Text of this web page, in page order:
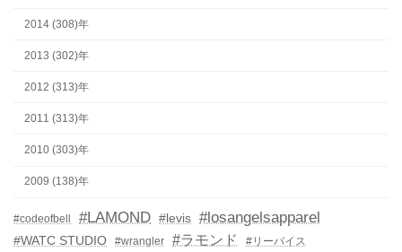
2014 (308)年
2013 (302)年
2012 (313)年
2011 (313)年
2010 (303)年
2009 (138)年
#codeofbell #LAMOND #levis #losangelsapparel
#WATC STUDIO #wrangler #ラモンド
#リーバイス